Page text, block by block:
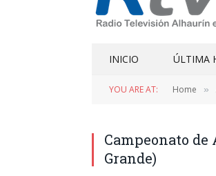
INICIO ÚLTIMA
YOU ARE AT: Home »
Campeonato
Grande)